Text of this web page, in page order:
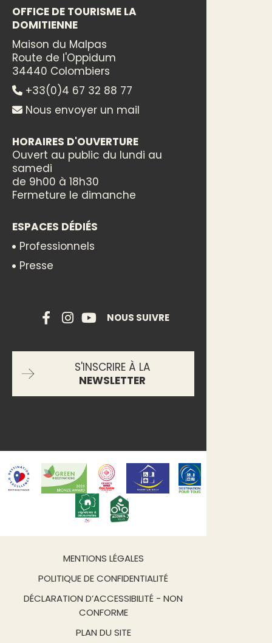
OFFICE DE TOURISME LA
DOMITIENNE
Maison du Malpas
Route de l'Oppidum
34440 Colombiers
+33(0)4 67 32 88 77
Nous envoyer un mail
HORAIRES D'OUVERTURE
Ouvert au public du lundi au
samedi
de 9h00 à 18h30
Fermeture le dimanche
ESPACES DÉDIÉS
Professionnels
Presse
NOUS SUIVRE
S'INSCRIRE À LA
NEWSLETTER
MENTIONS LÉGALES
POLITIQUE DE CONFIDENTIALITÉ
DÉCLARATION D’ACCESSIBILITÉ - NON
CONFORME
PLAN DU SITE